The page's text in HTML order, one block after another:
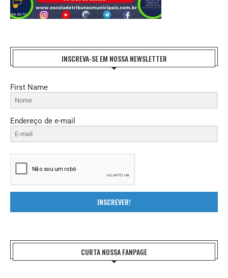
INSCREVA-SE EM NOSSA NEWSLETTER
First Name
Endereço de e-mail
INSCREVER!
CURTA NOSSA FANPAGE